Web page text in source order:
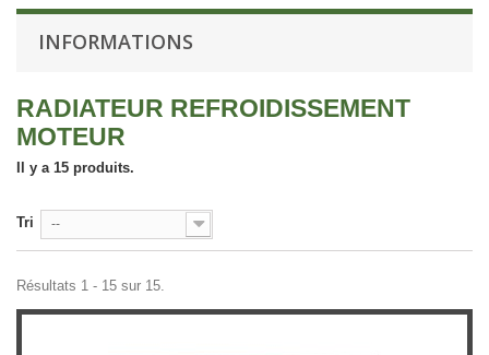
INFORMATIONS
RADIATEUR REFROIDISSEMENT
MOTEUR
Il y a 15 produits.
Tri --
Résultats 1 - 15 sur 15.